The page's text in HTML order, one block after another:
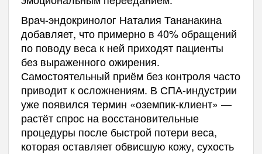
Врач-эндокринолог Наталия Тананакина
добавляет, что примерно в 40% обращений
по поводу веса к ней приходят пациенты
без выраженного ожирения.
Самостоятельный приём без контроля часто
приводит к осложнениям. В СПА-индустрии
уже появился термин «оземпик-клиент» —
растёт спрос на восстановительные
процедуры после быстрой потери веса,
которая оставляет обвисшую кожу, сухость